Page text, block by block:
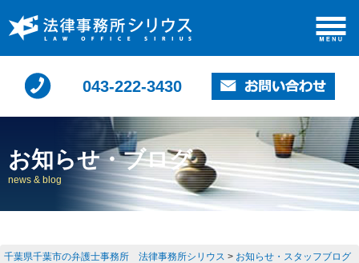
043-222-3430
お知らせ・ブログ
news & blog
千葉県千葉市の弁護士事務所 法律事務所シリウス > お知らせ・スタッフブログ